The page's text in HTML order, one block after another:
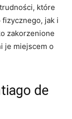
które
jak i
zakorzenione
je miejscem o
de